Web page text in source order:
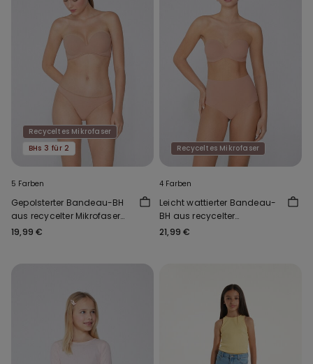
Recyceltes Mikrofaser
BHs 3 für 2
5 Farben
Gepolsterter Bandeau-BH
aus recycelter Mikrofaser
mit Ausschnitt
19,99 €
Recyceltes Mikrofaser
4 Farben
Leicht wattierter Bandeau-
BH aus recycelter
Mikrofaser Full Coverage
21,99 €